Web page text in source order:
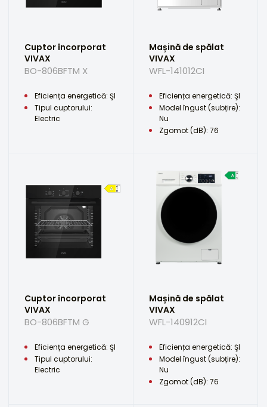
Cuptor încorporat
VIVAX
BO-806BFTM X
Eficiența energetică: ŞI
Tipul cuptorului:
Electric
Mașină de spălat
VIVAX
WFL-141012CI
Eficiența energetică: ŞI
Model îngust (subțire):
Nu
Zgomot (dB): 76
Cuptor încorporat
VIVAX
BO-806BFTM G
Eficiența energetică: ŞI
Tipul cuptorului:
Electric
Mașină de spălat
VIVAX
WFL-140912CI
Eficiența energetică: ŞI
Model îngust (subțire):
Nu
Zgomot (dB): 76